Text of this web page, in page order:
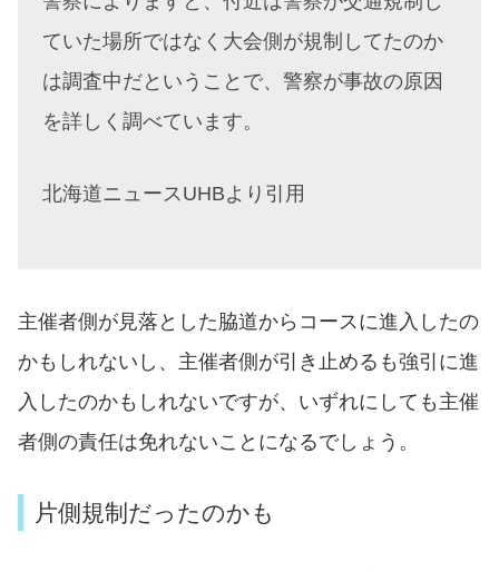
ていた場所ではなく大会側が規制してたのか
は調査中だということで、警察が事故の原因
を詳しく調べています。
北海道ニュースUHBより引用
主催者側が見落とした脇道からコースに進入したの
かもしれないし、主催者側が引き止めるも強引に進
入したのかもしれないですが、いずれにしても主催
者側の責任は免れないことになるでしょう。
片側規制だったのかも